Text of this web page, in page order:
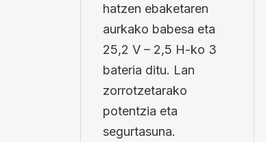
hatzen ebaketaren
aurkako babesa eta
25,2 V – 2,5 H-ko 3
bateria ditu. Lan
zorrotzetarako
potentzia eta
segurtasuna.